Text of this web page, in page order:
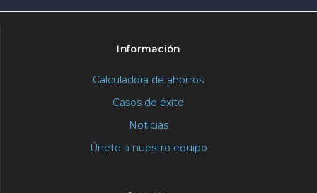
Información
Calculadora de ahorros
Casos de éxito
Noticias
Únete a nuestro equipo